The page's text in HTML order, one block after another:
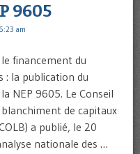
9605
am
financement du
: la publication du
NEP 9605. Le Conseil
de capitaux
a publié, le 20
nationale des …